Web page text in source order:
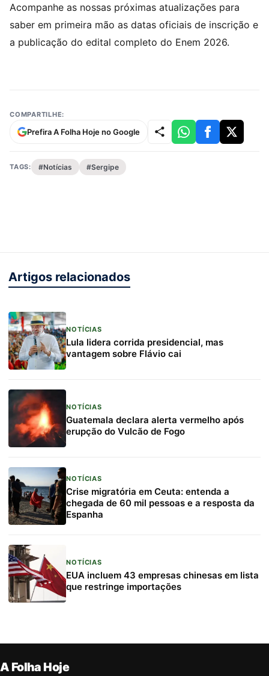
Acompanhe as nossas próximas atualizações para
saber em primeira mão as datas oficiais de inscrição e
a publicação do edital completo do Enem 2026.
COMPARTILHE:
Prefira A Folha Hoje no Google
TAGS: #Notícias #Sergipe
Artigos relacionados
NOTÍCIAS
Lula lidera corrida presidencial, mas
vantagem sobre Flávio cai
NOTÍCIAS
Guatemala declara alerta vermelho após
erupção do Vulcão de Fogo
NOTÍCIAS
Crise migratória em Ceuta: entenda a
chegada de 60 mil pessoas e a resposta da
Espanha
NOTÍCIAS
EUA incluem 43 empresas chinesas em lista
que restringe importações
A Folha Hoje